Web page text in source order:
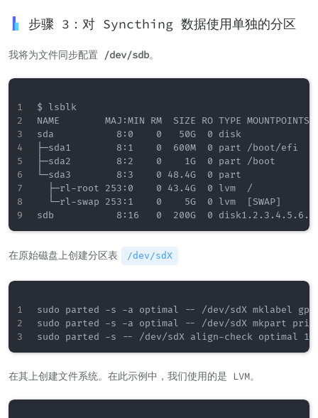
步骤 3：对 Syncthing 数据使用单独的分区
我将为文件同步配置 /dev/sdb。
$ lsblk
NAME        MAJ:MIN RM  SIZE RO TYPE MOUNTPOINTS
sda           8:0    0   50G  0 disk
├─sda1        8:1    0  600M  0 part /boot/efi
├─sda2        8:2    0    1G  0 part /boot
└─sda3        8:3    0 48.4G  0 part
  ├─rl-root 253:0    0 43.4G  0 lvm  /
  └─rl-swap 253:1    0    5G  0 lvm  [SWAP]
在原始磁盘上创建分区表 /dev/sdX
sudo parted -s -a optimal -- /dev/sdX mklabel gpt
sudo parted -s -a optimal -- /dev/sdX mkpart
在其上创建文件系统。在此示例中，我们使用的是 LVM。